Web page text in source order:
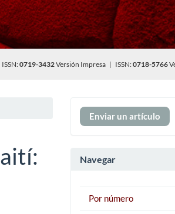
ISSN:0719-3432Versión Impresa | ISSN:0718-5766
Enviar
un
Enviar un artículo
Navegar
Por número